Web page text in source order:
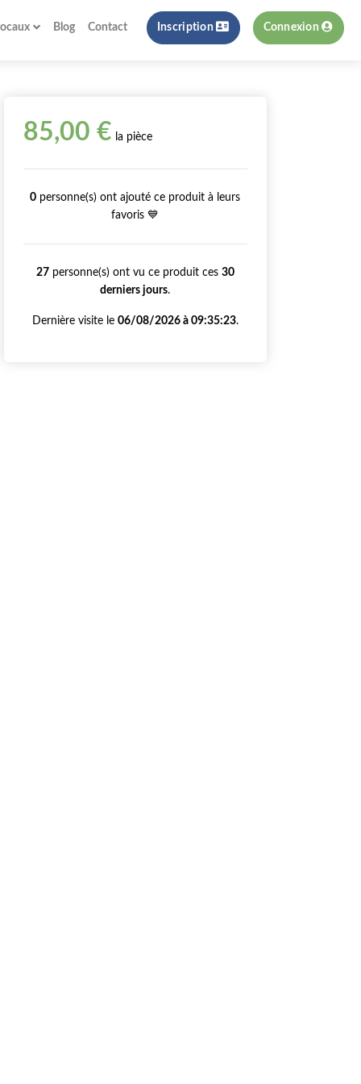
Blog Contact Inscription Connexion
85,00 € la pièce
0 personne(s) ont ajouté ce produit à leurs
favoris 💙
27personne(s) ont vu ce produit ces 30
derniers jours.
Dernière visite le 06/08/2026 à 09:35:23.